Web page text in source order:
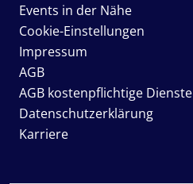
Events in der Nähe
Cookie-Einstellungen
Impressum
AGB
AGB kostenpflichtige Dienste
Datenschutzerklärung
Karriere